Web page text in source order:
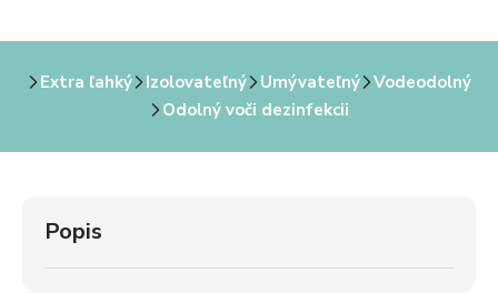
Extra ľahký Izolovateľný Umývateľný
Vodeodolný
Odolný voči dezinfekcii
Popis